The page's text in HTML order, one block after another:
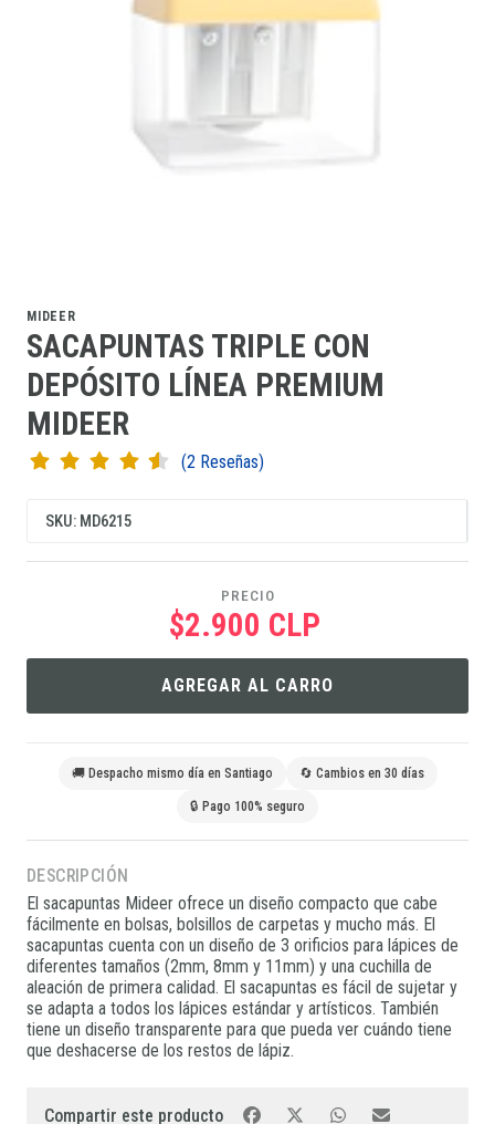
MIDEER
SACAPUNTAS TRIPLE CON
DEPÓSITO LÍNEA PREMIUM
MIDEER
(2 Reseñas)
SKU: MD6215
PRECIO
$2.900 CLP
AGREGAR AL CARRO
🚚 Despacho mismo día en Santiago 🔄 Cambios en 30 días
🔒 Pago 100% seguro
DESCRIPCIÓN
El sacapuntas Mideer ofrece un diseño compacto que cabe
fácilmente en bolsas, bolsillos de carpetas y mucho más. El
sacapuntas cuenta con un diseño de 3 orificios para lápices de
diferentes tamaños (2mm, 8mm y 11mm) y una cuchilla de
aleación de primera calidad. El sacapuntas es fácil de sujetar y
se adapta a todos los lápices estándar y artísticos. También
tiene un diseño transparente para que pueda ver cuándo tiene
que deshacerse de los restos de lápiz.
Compartir este producto